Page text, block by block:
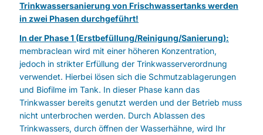
Trinkwassersanierung von Frischwassertanks werden
in zwei Phasen durchgeführt!
In der Phase 1 (Erstbefüllung/Reinigung/Sanierung):
membraclean wird mit einer höheren Konzentration,
jedoch in strikter Erfüllung der Trinkwasserverordnung
verwendet. Hierbei lösen sich die Schmutzablagerungen
und Biofilme im Tank. In dieser Phase kann das
Trinkwasser bereits genutzt werden und der Betrieb muss
nicht unterbrochen werden. Durch Ablassen des
Trinkwassers, durch öffnen der Wasserhähne, wird Ihr